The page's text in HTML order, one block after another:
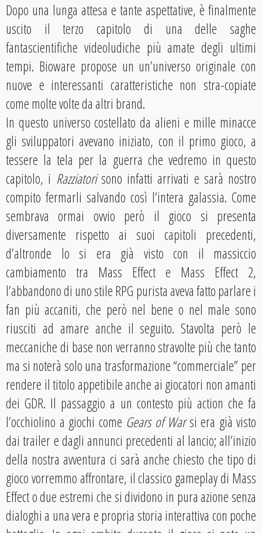
Dopo una lunga attesa e tante aspettative, è finalmente
uscito il terzo capitolo di una delle saghe
fantascientifiche videoludiche più amate degli ultimi
tempi. Bioware propose un un’universo originale con
nuove e interessanti caratteristiche non stra-copiate
come molte volte da altri brand.
In questo universo costellato da alieni e mille minacce
gli sviluppatori avevano iniziato, con il primo gioco, a
tessere la tela per la guerra che vedremo in questo
capitolo, i Razziatorisono infatti arrivati e sarà nostro
compito fermarli salvando così l’intera galassia. Come
sembrava ormai ovvio però il gioco si presenta
diversamente rispetto ai suoi capitoli precedenti,
d’altronde lo si era già visto con il massiccio
cambiamento tra Mass Effect e Mass Effect 2,
l’abbandono di uno stile RPG purista aveva fatto parlare i
fan più accaniti, che però nel bene o nel male sono
riusciti ad amare anche il seguito. Stavolta però le
meccaniche di base non verranno stravolte più che tanto
ma si noterà solo una trasformazione “commerciale” per
rendere il titolo appetibile anche ai giocatori non amanti
dei GDR. Il passaggio a un contesto più action che fa
l’occhiolino a giochi come Gears of Warsi era già visto
dai trailer e dagli annunci precedenti al lancio; all’inizio
della nostra avventura ci sarà anche chiesto che tipo di
gioco vorremmo affrontare, il classico gameplay di Mass
Effect o due estremi che si dividono in pura azione senza
dialoghi a una vera e propria storia interattiva con poche